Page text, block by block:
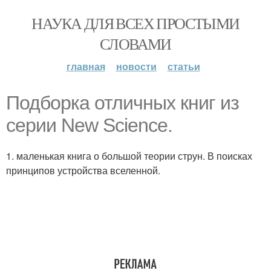
НАУКА ДЛЯ ВСЕХ ПРОСТЫМИ
СЛОВАМИ
главная новости статьи
Подборка отличных книг из
серии New Science.
1. маленькая книга о большой теории струн. В поисках
принципов устройства вселенной.